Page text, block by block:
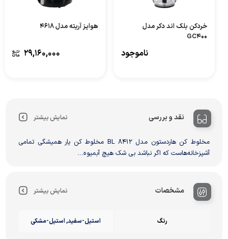
خردکن بلک اند دکر مدل
GC400
ناموجود
هواپز آریته مدل 4618
۲۹,۱۶۰,۰۰۰
نقد و بررسی نمایش بیشتر
مخلوط کن هاردستون مدل BL 8412 مخلوط کن یار همیشگی تمامی
آشپزخانه‌هاست که اگر نباشد بی شک هیچ آبمیوه...
مشخصات نمایش بیشتر
رنگ استیل-سفید, استیل-مشکی